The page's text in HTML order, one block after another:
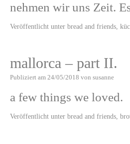
nehmen wir uns Zeit.
Veröffentlicht unter bread and friends
mallorca – part II.
Publiziert am 24/05/2018 von susanne
a few things we loved.
Veröffentlicht unter bread and friends